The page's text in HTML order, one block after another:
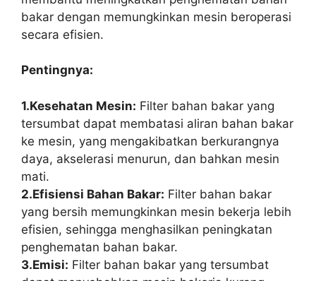
bakar dengan memungkinkan mesin beroperasi
secara efisien.
Pentingnya:
1.Kesehatan Mesin: Filter bahan bakar yang
tersumbat dapat membatasi aliran bahan bakar
ke mesin, yang mengakibatkan berkurangnya
daya, akselerasi menurun, dan bahkan mesin
mati.
2.Efisiensi Bahan Bakar: Filter bahan bakar
yang bersih memungkinkan mesin bekerja lebih
efisien, sehingga menghasilkan peningkatan
penghematan bahan bakar.
3.Emisi: Filter bahan bakar yang tersumbat